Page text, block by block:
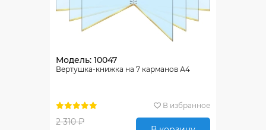
Модель: 10047
Вертушка-книжка на 7 карманов А4
В избранное
2 310 ₽